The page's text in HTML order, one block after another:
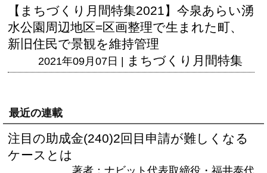
【まちづくり月間特集2021】今泉あらい湧
水公園周辺地区=区画整理で生まれた町、
新旧住民で景観を維持管理
2021年09月07日 | まちづくり月間特集
最近の連載
注目の助成金(240)2回目申請が難しくなる
ケースとは
著者：ナビット代表取締役・福井泰代